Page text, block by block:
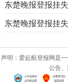
东楚晚报登报挂
东楚晚报登报挂
声明：爱起航登报网是
公告、